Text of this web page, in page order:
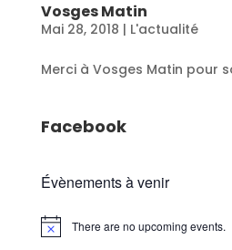
Vosges Matin
Mai 28, 2018 | L'actualité
Merci à Vosges Matin pour
Facebook
Évènements à venir
There are no upcoming events.